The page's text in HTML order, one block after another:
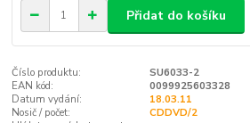
Přidat do košíku
Číslo produktu:
SU6033-2
EAN kód:
0099925603328
Datum vydání:
18.03.11
Nosič / počet:
CDDVD/2